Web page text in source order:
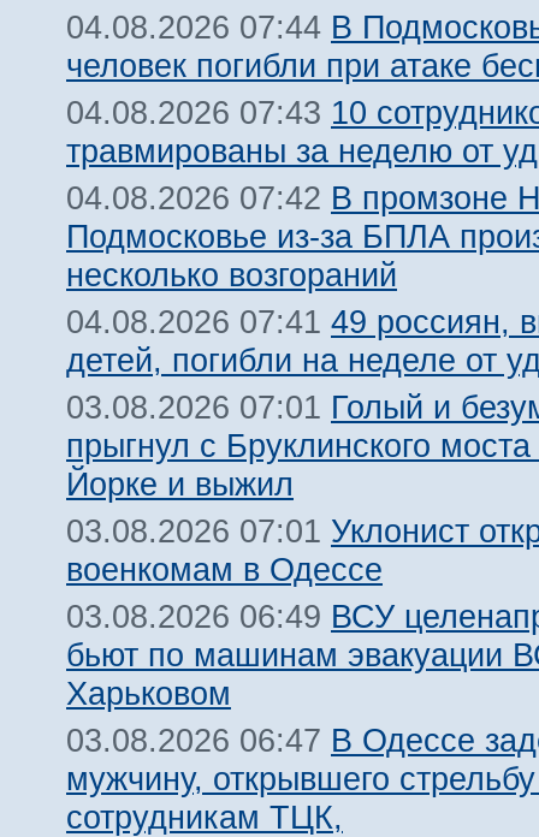
04.08.2026 07:44 В
человек погибли при атаке
04.08.2026 07:43 10
травмированы за неделю от
04.08.2026 07:42 В промзоне
Подмосковье из-за БПЛА
несколько возгораний
04.08.2026 07:41 49 россиян,
детей, погибли на неделе от
03.08.2026 07:01 Голый и
прыгнул с Бруклинского
Йорке и выжил
03.08.2026 07:01 Уклонист
военкомам в Одессе
03.08.2026 06:49 ВСУ
бьют по машинам эвакуации
Харьковом
03.08.2026 06:47 В Одессе
мужчину, открывшего
сотрудникам ТЦК,